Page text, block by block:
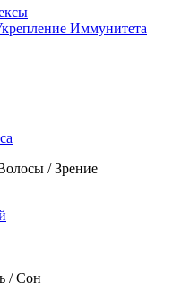
Иммунитета
/ Зрение
/ Сон